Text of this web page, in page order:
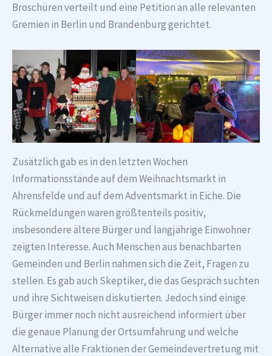
Broschüren verteilt und eine Petition an alle relevanten
Gremien in Berlin und Brandenburg gerichtet.
Zusätzlich gab es in den letzten Wochen
Informationsstände auf dem Weihnachtsmarkt in
Ahrensfelde und auf dem Adventsmarkt in Eiche. Die
Rückmeldungen waren größtenteils positiv,
insbesondere ältere Bürger und langjährige Einwohner
zeigten Interesse. Auch Menschen aus benachbarten
Gemeinden und Berlin nahmen sich die Zeit, Fragen zu
stellen. Es gab auch Skeptiker, die das Gespräch suchten
und ihre Sichtweisen diskutierten. Jedoch sind einige
Bürger immer noch nicht ausreichend informiert über
die genaue Planung der Ortsumfahrung und welche
Alternative alle Fraktionen der Gemeindevertretung mit